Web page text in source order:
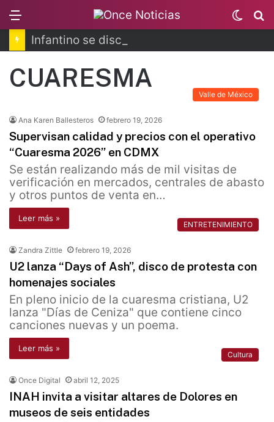
Switch
skin
CUARESMA
Valle de México
Ana Karen Ballesteros febrero 19, 2026
Supervisan calidad y precios con el operativo
“Cuaresma 2026” en CDMX
Se están realizando más de mil visitas de
verificación en mercados, centrales de abasto
y otros puntos de venta en…
Leer más »
ENTRETENIMIENTO
Zandra Zittle febrero 19, 2026
U2 lanza “Days of Ash”, disco de protesta con
homenajes sociales
En pleno inicio de la cuaresma cristiana, U2
lanza "Días de Ceniza" que contiene cinco
canciones nuevas y un poema.
Leer más »
Cultura
Once Digital abril 12, 2025
INAH invita a visitar altares de Dolores en
museos de seis entidades